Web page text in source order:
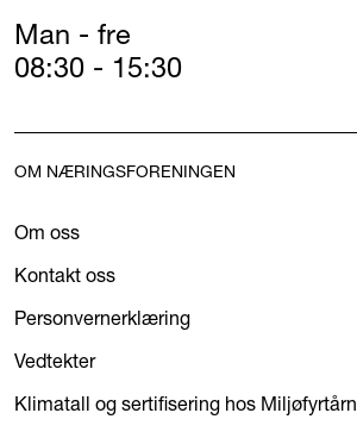
Man - fre
08:30 - 15:30
OM NÆRINGSFORENINGEN
Om oss
Kontakt oss
Personvernerklæring
Vedtekter
Klimatall og sertifisering hos Miljøfyrtårn